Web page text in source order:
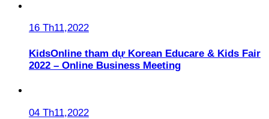
16 Th11,2022
KidsOnline tham dự Korean Educare & Kids Fair
2022 – Online Business Meeting
04 Th11,2022